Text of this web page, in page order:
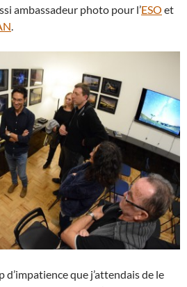
ambassadeur photo pour l’ESO et
.
d’impatience que j’attendais de le